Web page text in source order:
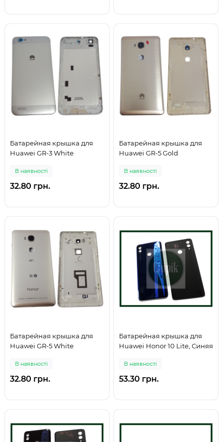
Батарейная крышка для
Huawei GR-3 White
В наявності
32.80 грн.
Батарейная крышка для
Huawei GR-5 Gold
В наявності
32.80 грн.
Батарейная крышка для
Huawei GR-5 White
В наявності
32.80 грн.
Батарейная крышка для
Huawei Honor 10 Lite, Синяя
В наявності
53.30 грн.